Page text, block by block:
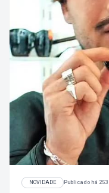
NOVIDADE Publicado há